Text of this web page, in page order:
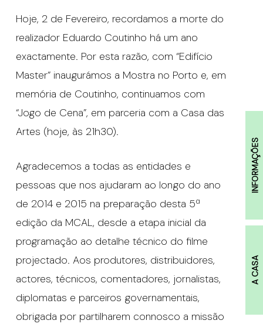
INFORMAÇÕES
A CASA
Hoje, 2 de Fevereiro, recordamos a morte do
realizador Eduardo Coutinho há um ano
exactamente. Por esta razão, com “Edifício
Master” inaugurámos a Mostra no Porto e, em
memória de Coutinho, continuamos com
“Jogo de Cena”, em parceria com a Casa das
Artes (hoje, às 21h30).
Agradecemos a todas as entidades e
pessoas que nos ajudaram ao longo do ano
de 2014 e 2015 na preparação desta 5ª
edição da MCAL, desde a etapa inicial da
programação ao detalhe técnico do filme
projectado. Aos produtores, distribuidores,
actores, técnicos, comentadores, jornalistas,
diplomatas e parceiros governamentais,
obrigada por partilharem connosco a missão